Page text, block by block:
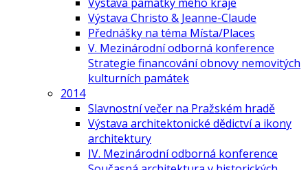
Výstava Christo & Jeanne-Claude
Přednášky na téma Místa/Places
V. Mezinárodní odborná konference
Strategie financování obnovy nemovitých
kulturních památek
2014
Slavnostní večer na Pražském hradě
Výstava architektonické dědictví a ikony
architektury
IV. Mezinárodní odborná konference